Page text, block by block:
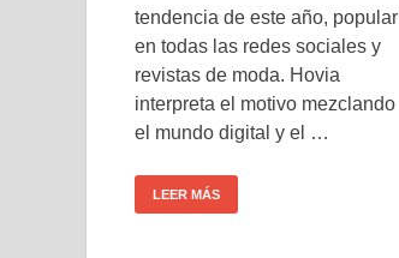
tendencia de este año, popular
en todas las redes sociales y
revistas de moda. Hovia
interpreta el motivo mezclando
el mundo digital y el …
LEER MÁS